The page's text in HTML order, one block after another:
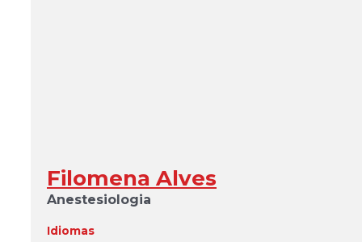
Filomena Alves
Anestesiologia
Idiomas